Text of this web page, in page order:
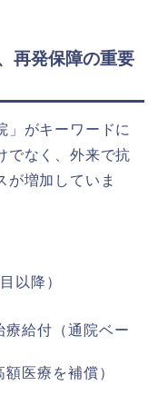
再発保障の重要
」がキーワードに
でなく、外来で抗
が増加していま
以降）
療給付（通院ベー
医療を補償）